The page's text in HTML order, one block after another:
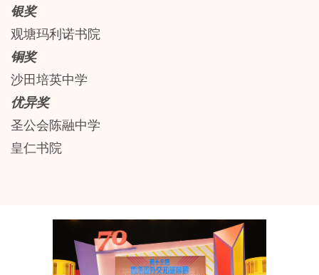
银奖
观塘玛利诺书院
铜奖
沙田培英中学
优异奖
圣公会陈融中学
皇仁书院